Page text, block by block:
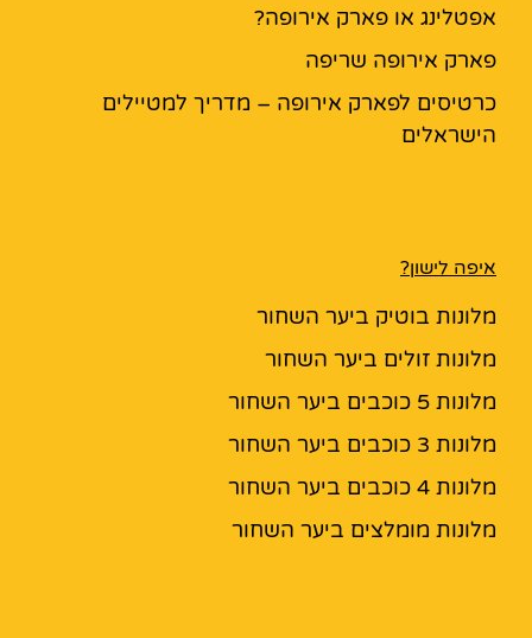
אפטלינג או פארק אירופה?
פארק אירופה שריפה
כרטיסים לפארק אירופה – מדריך למטיילים
הישראלים
איפה לישון?
מלונות בוטיק ביער השחור
מלונות זולים ביער השחור
מלונות 5 כוכבים ביער השחור
מלונות 3 כוכבים ביער השחור
מלונות 4 כוכבים ביער השחור
מלונות מומלצים ביער השחור